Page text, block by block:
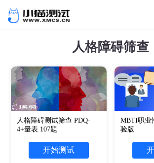
人格障碍筛查
人格障碍测试筛查 PDQ-
4+量表 107题
开始测试
MBTI职业
验版